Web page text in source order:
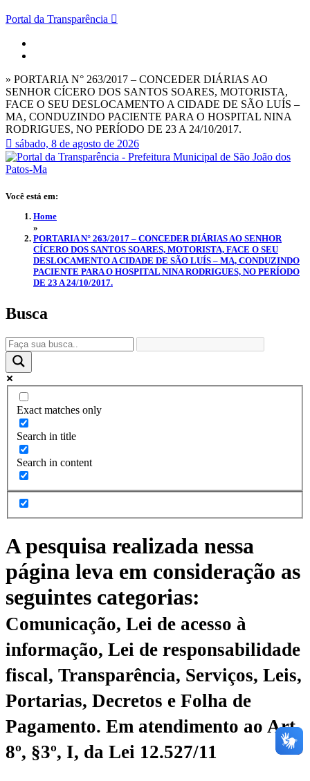
Portal da Transparência
» PORTARIA N° 263/2017 – CONCEDER DIÁRIAS AO
SENHOR CÍCERO DOS SANTOS SOARES, MOTORISTA,
FACE O SEU DESLOCAMENTO A CIDADE DE SÃO LUÍS –
MA, CONDUZINDO PACIENTE PARA O HOSPITAL NINA
RODRIGUES, NO PERÍODO DE 23 A 24/10/2017.
sábado, 8 de agosto de 2026
Você está em:
Home
»
PORTARIA N° 263/2017 – CONCEDER DIÁRIAS AO SENHOR
CÍCERO DOS SANTOS SOARES, MOTORISTA, FACE O SEU
DESLOCAMENTO A CIDADE DE SÃO LUÍS – MA, CONDUZINDO
PACIENTE PARA O HOSPITAL NINA RODRIGUES, NO PERÍODO
DE 23 A 24/10/2017.
Busca
Exact matches only
Search in title
Search in content
A pesquisa realizada nessa
página leva em consideração as
seguintes categorias:
Comunicação, Lei de acesso à
informação, Lei de responsabilidade
fiscal, Transparência, Serviços, Leis,
Portarias, Decretos e Folha de
Pagamento. Em atendimento ao Art.
8º, §3º, I, da Lei 12.527/11